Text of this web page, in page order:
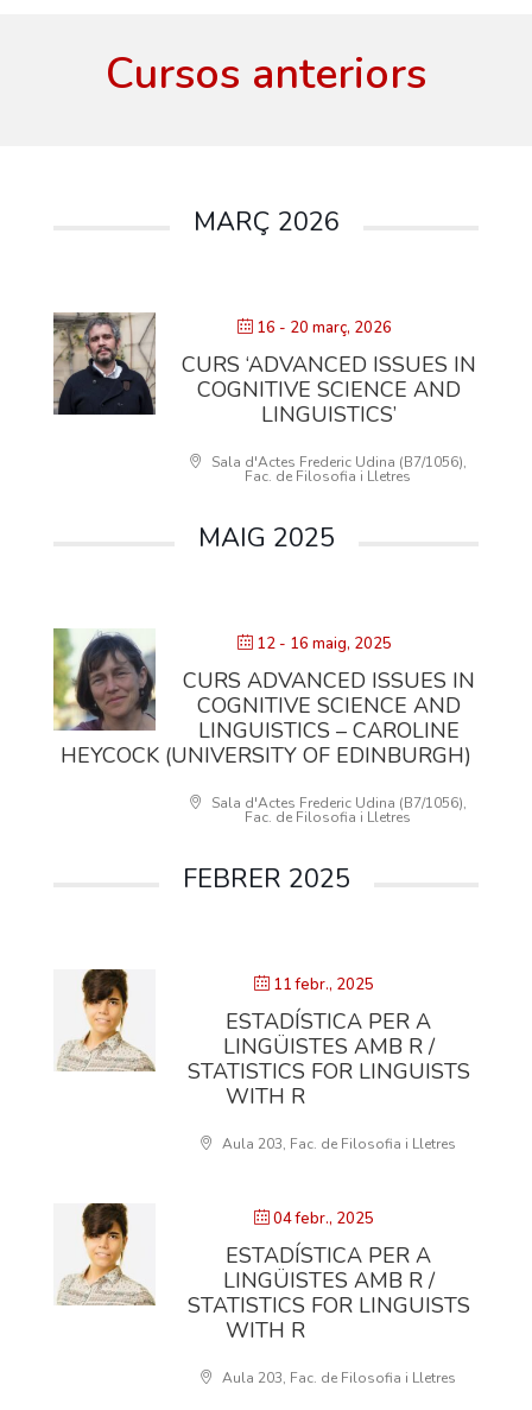
Cursos anteriors
MARÇ 2026
16 - 20 març, 2026
CURS ‘ADVANCED ISSUES IN
COGNITIVE SCIENCE AND
LINGUISTICS’
Sala d'Actes Frederic Udina (B7/1056),
Fac. de Filosofia i Lletres
MAIG 2025
12 - 16 maig, 2025
CURS ADVANCED ISSUES IN
COGNITIVE SCIENCE AND
LINGUISTICS – CAROLINE
HEYCOCK (UNIVERSITY OF EDINBURGH)
Sala d'Actes Frederic Udina (B7/1056),
Fac. de Filosofia i Lletres
FEBRER 2025
11 febr., 2025
ESTADÍSTICA PER A
LINGÜISTES AMB R /
STATISTICS FOR LINGUISTS
WITH R
Aula 203, Fac. de Filosofia i Lletres
04 febr., 2025
ESTADÍSTICA PER A
LINGÜISTES AMB R /
STATISTICS FOR LINGUISTS
WITH R
Aula 203, Fac. de Filosofia i Lletres